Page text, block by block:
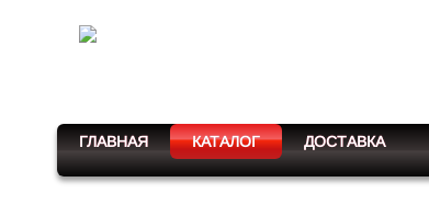
ГЛАВНАЯ КАТАЛОГ ДОСТАВКА